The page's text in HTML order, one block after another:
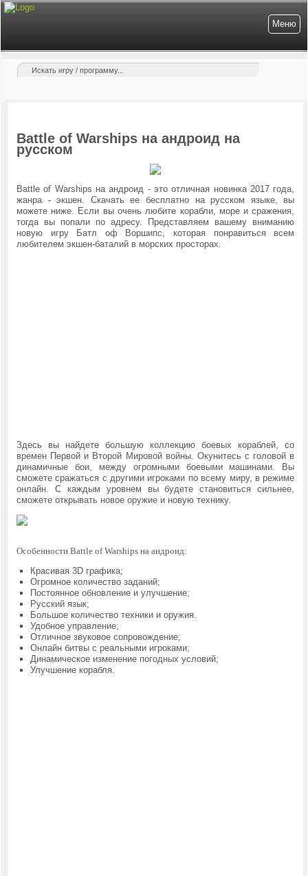
Меню
Battle of Warships на андроид на
русском
Battle of Warships на андроид - это отличная новинка 2017 года,
жанра - экшен. Скачать ее бесплатно на русском языке, вы
можете ниже. Если вы очень любите корабли, море и сражения,
тогда вы попали по адресу. Представляем вашему вниманию
новую игру Батл оф Воршипс, которая понравиться всем
любителем экшен-баталий в морских просторах.
Здесь вы найдете большую коллекцию боевых кораблей, со
времен Первой и Второй Мировой войны. Окунитесь с головой в
динамичные бои, между огромными боевыми машинами. Вы
сможете сражаться с другими игроками по всему миру, в режиме
онлайн. С каждым уровнем вы будете становиться сильнее,
сможете открывать новое оружие и новую технику.
Особенности Battle of Warships на андроид:
Красивая 3D графика;
Огромное количество заданий;
Постоянное обновление и улучшение;
Русский язык;
Большое количество техники и оружия.
Удобное управление;
Отличное звуковое сопровождение;
Онлайн битвы с реальными игроками;
Динамическое изменение погодных условий;
Улучшение корабля.